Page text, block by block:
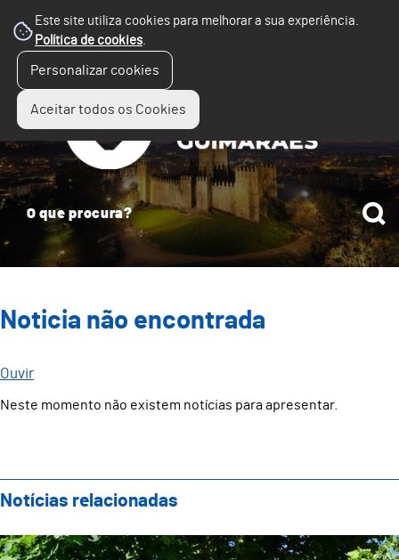
Este site utiliza cookies para melhorar a sua experiência.
Política de cookies.
Personalizar cookies
Aceitar todos os Cookies
Noticia não encontrada
Ouvir
Neste momento não existem notícias para apresentar.
Notícias relacionadas
Guimarães disponibiliza armadilhas para vespas